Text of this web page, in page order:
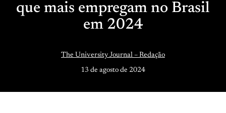
que mais empregam no Brasil
em 2024
The University Journal – Redação
13 de agosto de 2024